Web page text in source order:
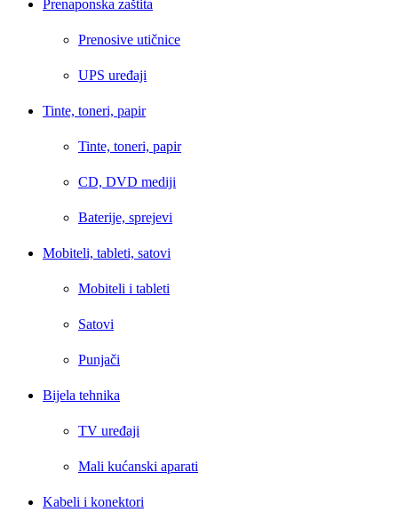
Prenaponska zaštita
Prenosive utičnice
UPS uređaji
Tinte, toneri, papir
Tinte, toneri, papir
CD, DVD mediji
Baterije, sprejevi
Mobiteli, tableti, satovi
Mobiteli i tableti
Satovi
Punjači
Bijela tehnika
TV uređaji
Mali kućanski aparati
Kabeli i konektori